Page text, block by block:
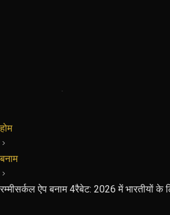
होम
बनाम
रम्मीसर्कल ऐप बनाम 4रैबेट: 2026 में भारतीयों के